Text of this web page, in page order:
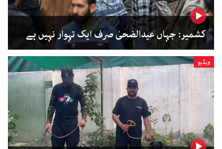
کشمیر: جہاں عیدالضحیٰ صرف ایک تہوار نہیں ہے
ویڈیو